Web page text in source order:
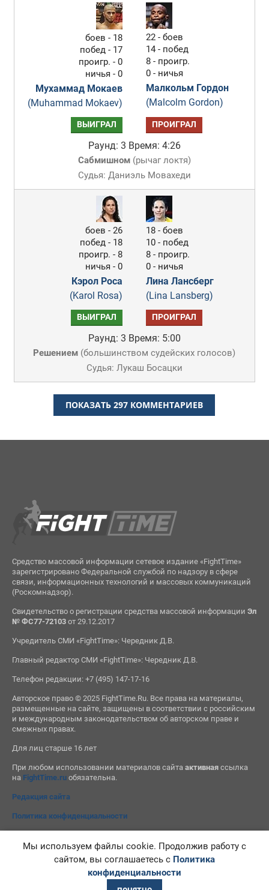
боев - 18
побед - 17
проигр. - 0
ничья - 0
Мухаммад Мокаев
(Muhammad Mokaev)
22 - боев
14 - побед
8 - проигр.
0 - ничья
Малкольм Гордон
(Malcolm Gordon)
ВЫИГРАЛ ПРОИГРАЛ
Раунд: 3 Время: 4:26
Сабмишном(рычаг локтя)
Судья: Даниэль Мовахеди
боев - 26
побед - 18
проигр. - 8
ничья - 0
Кэрол Роса
(Karol Rosa)
18 - боев
10 - побед
8 - проигр.
0 - ничья
Лина Лансберг
(Lina Lansberg)
ВЫИГРАЛ ПРОИГРАЛ
Раунд: 3 Время: 5:00
Решением (большинством судейских голосов)
Судья: Лукаш Босацки
ПОКАЗАТЬ 297 КОММЕНТАРИЕВ
Средство массовой информации сетевое издание «FightTime»
зарегистрировано Федеральной службой по надзору в сфере
связи, информационных технологий и массовых коммуникаций
(Роскомнадзор).
Свидетельство о регистрации средства массовой информации Эл
№ ФС77-72103от 29.12.2017
Учредитель СМИ «FightTime»: Чередник Д.В.
Главный редактор СМИ «FightTime»: Чередник Д.В.
Телефон редакции: +7 (495) 147-17-16
Авторское право © 2025 FightTime.Ru. Все права на материалы,
размещенные на сайте, защищены в соответствии с российским
и международным законодательством об авторском праве и
смежных правах.
Для лиц старше 16 лет
При любом использовании материалов сайта активнаяссылка
на FightTime.ruобязательна.
Редакция сайта
Политика конфиденциальности
Мы используем файлы cookie. Продолжив работу с
сайтом, вы соглашаетесь с Политика
конфиденциальности